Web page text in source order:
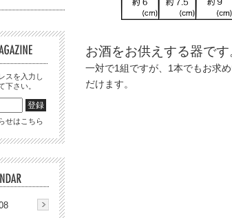
お酒をお供えする器です
一対で1組ですが、1本でもお求
だけます。
スを入力し
下さい。
せはこちら